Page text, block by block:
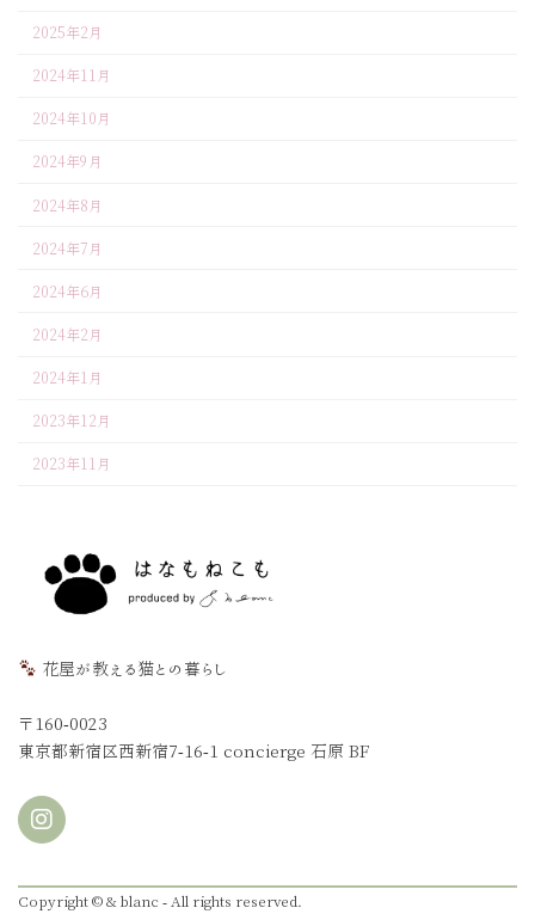
2025年2月
2024年11月
2024年10月
2024年9月
2024年8月
2024年7月
2024年6月
2024年2月
2024年1月
2023年12月
2023年11月
花屋が教える猫との暮らし
〒160-0023
東京都新宿区西新宿7-16-1 concierge 石原 BF
Copyright © & blanc - All rights reserved.